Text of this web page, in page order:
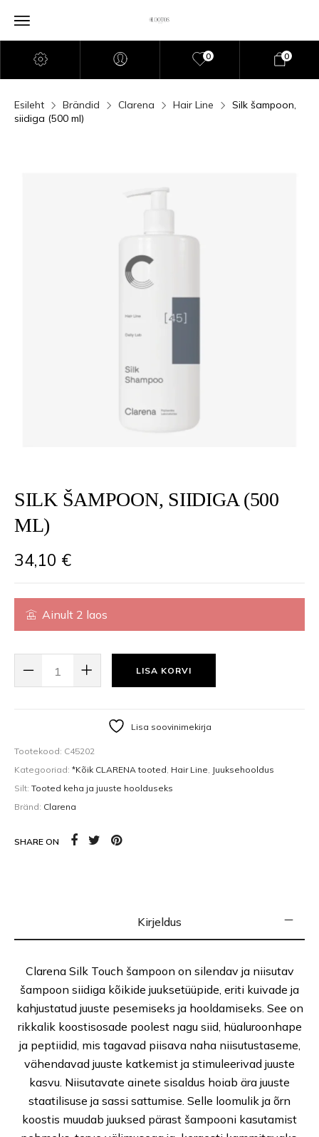
0 0
Esileht Brändid Clarena Hair Line
Silk šampoon,
siidiga (500 ml)
SILK ŠAMPOON, SIIDIGA (500
ML)
34,10 €
Ainult 2 laos
LISA KORVI
Lisa soovinimekirja
Tootekood: C45202
Kategooriad: *Kõik CLARENA tooted, Hair Line, Juuksehooldus
Silt: Tooted keha ja juuste hoolduseks
Bränd: Clarena
SHARE ON
Kirjeldus
Clarena Silk Touch šampoon on silendav ja niisutav
šampoon siidiga kõikide juuksetüüpide, eriti kuivade ja
kahjustatud juuste pesemiseks ja hooldamiseks. See on
rikkalik koostisosade poolest nagu siid, hüaluroonhape
ja peptiidid, mis tagavad piisava naha niisutustaseme,
vähendavad juuste katkemist ja stimuleerivad juuste
kasvu. Niisutavate ainete sisaldus hoiab ära juuste
staatilisuse ja sassi sattumise. Selle loomulik ja õrn
koostis muudab juuksed pärast šampooni kasutamist